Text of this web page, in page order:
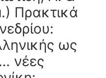
Πρακτικά
ως
νέες